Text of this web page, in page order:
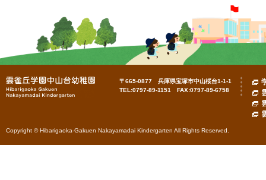
〒665-0877 兵庫県宝塚市中山桜台1-1-1
TEL:0797-89-1151 FAX:0797-89-6758
Copyright © Hibarigaoka-Gakuen Nakayamadai Kindergarten All Rights Reserved.